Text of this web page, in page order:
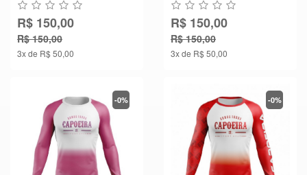
R$ 150,00
R$ 150,00
3x de R$ 50,00
R$ 150,00
R$ 150,00
3x de R$ 50,00
-0% -0%